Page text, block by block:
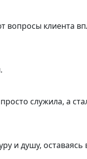
клиента
служила, а
и душу,